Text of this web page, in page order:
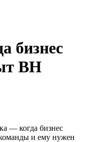
бизнес
BH
— когда бизнес
и ему нужен